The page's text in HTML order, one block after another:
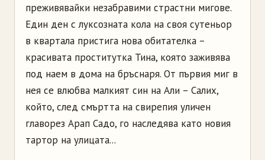
преживявайки незабравими страстни мигове.
Един ден с луксозната кола на своя сутеньор
в квартала пристига нова обитателка –
красивата проститутка Тина, която заживява
под наем в дома на бръснаря. От първия миг в
нея се влюбва малкият син на Али – Салих,
който, след смъртта на свирепия уличен
главорез Арап Садо, го наследява като новия
тартор на улицата...